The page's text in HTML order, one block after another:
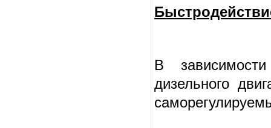
В
дизельного